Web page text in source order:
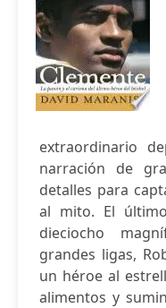
extraordinario
narración de
detalles para
al mito. El
dieciocho
grandes ligas,
un héroe al
alimentos y